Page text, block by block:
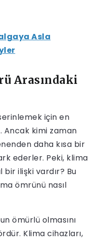
Asla
Arasındaki
için en
kimi zaman
daha kısa bir
ederler. Peki, klima
bir ilişki vardır? Bu
ömrünü nasıl
ömürlü olmasını
Klima cihazları,